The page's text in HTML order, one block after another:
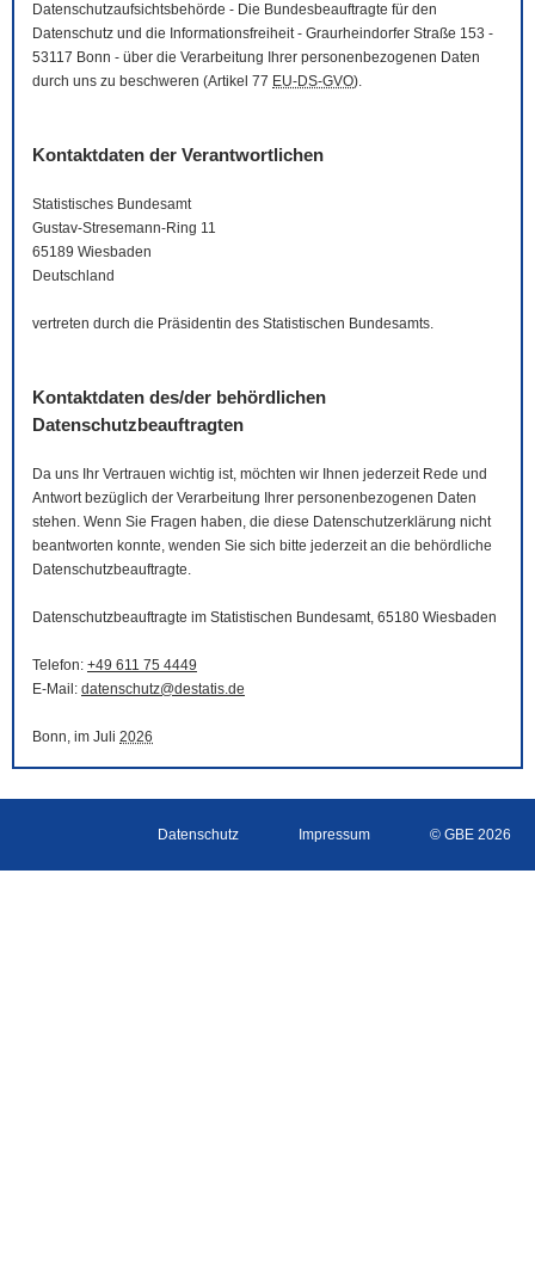
Datenschutzaufsichtsbehörde - Die Bundesbeauftragte für den
Datenschutz und die Informationsfreiheit - Graurheindorfer Straße 153 -
53117 Bonn - über die Verarbeitung Ihrer personenbezogenen Daten
durch uns zu beschweren (Artikel 77 EU-DS-GVO).
Kontaktdaten der Verantwortlichen
Statistisches Bundesamt
Gustav-Stresemann-Ring 11
65189 Wiesbaden
Deutschland
vertreten durch die Präsidentin des Statistischen Bundesamts.
Kontaktdaten des/der behördlichen
Datenschutzbeauftragten
Da uns Ihr Vertrauen wichtig ist, möchten wir Ihnen jederzeit Rede und
Antwort bezüglich der Verarbeitung Ihrer personenbezogenen Daten
stehen. Wenn Sie Fragen haben, die diese Datenschutzerklärung nicht
beantworten konnte, wenden Sie sich bitte jederzeit an die behördliche
Datenschutzbeauftragte.
Datenschutzbeauftragte im Statistischen Bundesamt, 65180 Wiesbaden
Telefon: +49 611 75 4449
E-Mail : datenschutz@destatis.de
Bonn, im Juli 2026
Datenschutz Impressum © GBE 2026